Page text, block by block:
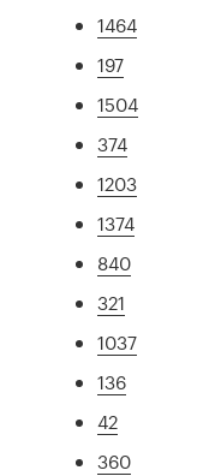
1464
197
1504
374
1203
1374
840
321
1037
136
42
360